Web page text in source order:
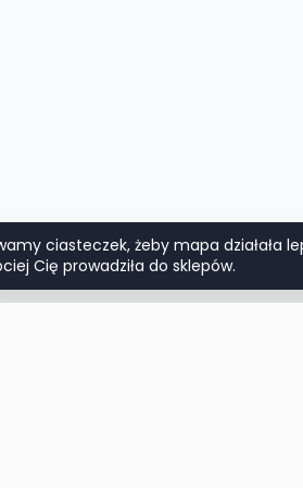
ciasteczek, żeby mapa działała
Cię prowadziła do sklepów.